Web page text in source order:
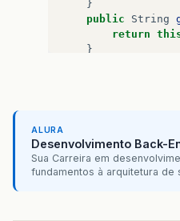
}
public
String
return
}
ALURA
Desenvolvimento Back-
Sua Carreira em
fundamentos à arquitetura de